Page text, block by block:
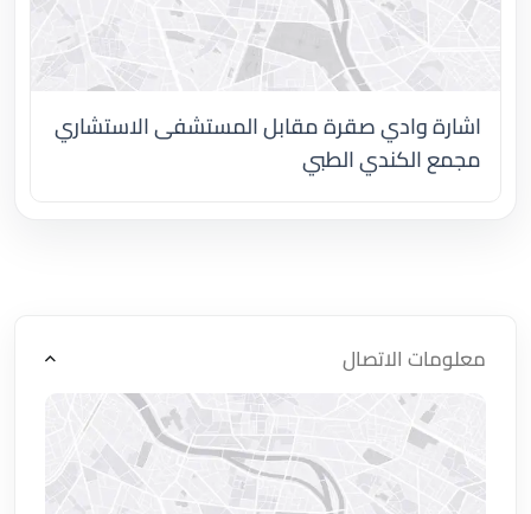
اضغط لتحميل الموقع
اشارة وادي صقرة مقابل المستشفى الاستشاري
مجمع الكندي الطبي
معلومات الاتصال